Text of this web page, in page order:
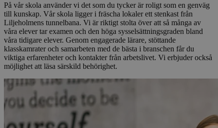
På vår skola använder vi det som du tycker är roligt som en genväg
till kunskap. Vår skola ligger i fräscha lokaler ett stenkast från
Liljeholmens tunnelbana. Vi är riktigt stolta över att så många av
våra elever tar examen och den höga sysselsättningsgraden bland
våra tidigare elever. Genom engagerade lärare, stöttande
klasskamrater och samarbeten med de bästa i branschen får du
viktiga erfarenheter och kontakter från arbetslivet. Vi erbjuder också
möjlighet att läsa särskild behörighet.